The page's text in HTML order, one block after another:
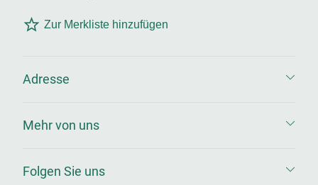
Zur Merkliste hinzufügen
Adresse
Mehr von uns
Folgen Sie uns